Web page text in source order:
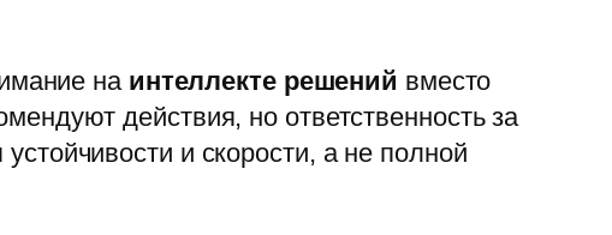
на интеллекте решений вместо
действия, но ответственность за
и скорости, а не полной